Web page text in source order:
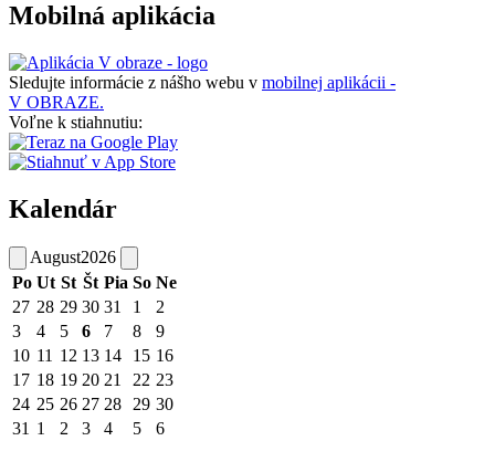
Mobilná aplikácia
Sledujte informácie z nášho webu v mobilnej aplikácii -
V OBRAZE.
Voľne k stiahnutiu:
Kalendár
August2026
Po Ut St Št Pia So Ne
27 28 29 30 31 1
2
3
4 5 6 7 8
9
10 11 12 13 14 15 16
17 18 19 20 21 22 23
24 25 26 27 28 29 30
31 1 2 3 4 5 6